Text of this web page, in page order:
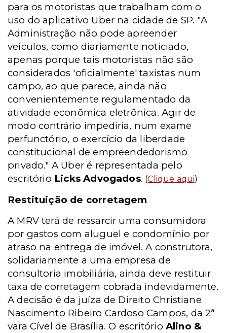
para os motoristas que trabalham com o
uso do aplicativo Uber na cidade de SP. "A
Administração não pode apreender
veículos, como diariamente noticiado,
apenas porque tais motoristas não são
considerados 'oficialmente' taxistas num
campo, ao que parece, ainda não
convenientemente regulamentado da
atividade econômica eletrônica. Agir de
modo contrário impediria, num exame
perfunctório, o exercício da liberdade
constitucional de empreendedorismo
privado." A Uber é representada pelo
escritório Licks Advogados. (Clique aqui)
Restituição de corretagem
A MRV terá de ressarcir uma consumidora
por gastos com aluguel e condomínio por
atraso na entrega de imóvel. A construtora,
solidariamente a uma empresa de
consultoria imobiliária, ainda deve restituir
taxa de corretagem cobrada indevidamente.
A decisão é da juíza de Direito Christiane
Nascimento Ribeiro Cardoso Campos, da 2ª
vara Cível de Brasília. O escritório Alino &